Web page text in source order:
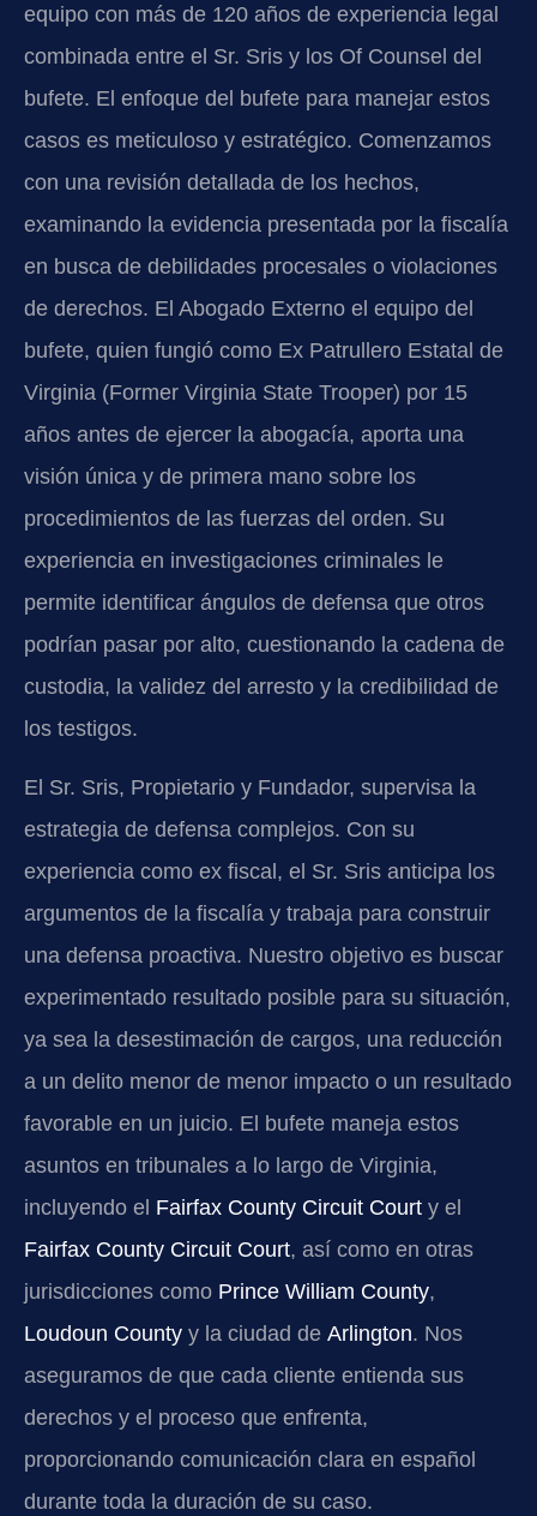
equipo con más de 120 años de experiencia legal
combinada entre el Sr. Sris y los Of Counsel del
bufete. El enfoque del bufete para manejar estos
casos es meticuloso y estratégico. Comenzamos
con una revisión detallada de los hechos,
examinando la evidencia presentada por la fiscalía
en busca de debilidades procesales o violaciones
de derechos. El Abogado Externo el equipo del
bufete, quien fungió como Ex Patrullero Estatal de
Virginia (Former Virginia State Trooper) por 15
años antes de ejercer la abogacía, aporta una
visión única y de primera mano sobre los
procedimientos de las fuerzas del orden. Su
experiencia en investigaciones criminales le
permite identificar ángulos de defensa que otros
podrían pasar por alto, cuestionando la cadena de
custodia, la validez del arresto y la credibilidad de
los testigos.
El Sr. Sris, Propietario y Fundador, supervisa la
estrategia de defensa complejos. Con su
experiencia como ex fiscal, el Sr. Sris anticipa los
argumentos de la fiscalía y trabaja para construir
una defensa proactiva. Nuestro objetivo es buscar
experimentado resultado posible para su situación,
ya sea la desestimación de cargos, una reducción
a un delito menor de menor impacto o un resultado
favorable en un juicio. El bufete maneja estos
asuntos en tribunales a lo largo de Virginia,
incluyendo el Fairfax County Circuit Court y el
Fairfax County Circuit Court, así como en otras
jurisdicciones como Prince William County,
Loudoun County y la ciudad de Arlington. Nos
aseguramos de que cada cliente entienda sus
derechos y el proceso que enfrenta,
proporcionando comunicación clara en español
durante toda la duración de su caso.